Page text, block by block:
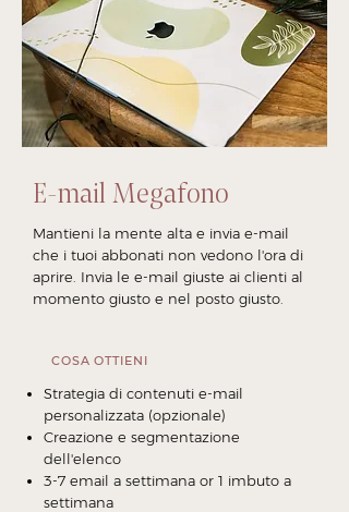
E-mail Megafono
Mantieni la mente alta e invia e-mail
che i tuoi abbonati non vedono l'ora di
aprire. Invia le e-mail giuste ai clienti al
momento giusto e nel posto giusto.
COSA OTTIENI
Strategia di contenuti e-mail
personalizzata (opzionale)
Creazione e segmentazione
dell'elenco
3-7 email a settimana or 1 imbuto a
settimana